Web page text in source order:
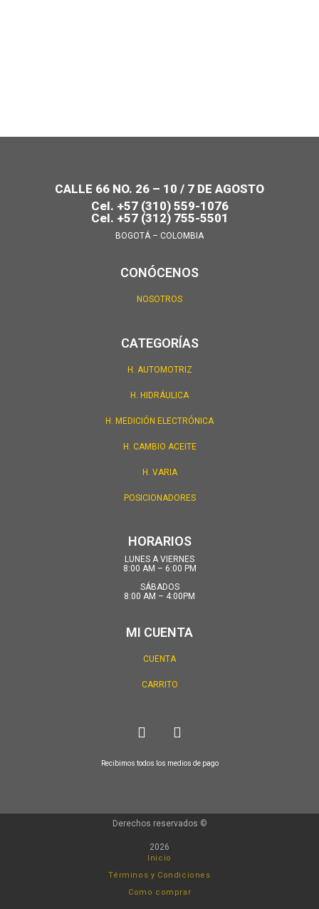
CALLE 66 NO. 26 – 10 / 7 DE AGOSTO
Cel. +57 (310) 559-1076
Cel. +57 (312) 755-5501
BOGOTÁ – COLOMBIA
CONÓCENOS
NOSOTROS
CATEGORÍAS
H. AUTOMOTRIZ
H. HIDRÁULICA
H. MEDICIÓN ELECTRÓNICA
H. CAMBIO ACEITE
H. VARIA
POSICIONADORES
HORARIOS
LUNES A VIERNES
8:00 AM – 6:00 PM
SÁBADOS
8:00 AM – 4:00PM
MI CUENTA
CUENTA
CARRITO
Recibimos todos los medios de pago
Derechos reservados ©
2026
Inicio
Términos y Condiciones
Como comprar